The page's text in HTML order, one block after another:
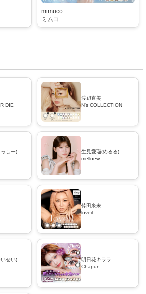
mimuco
ミムコ
DIE
渡辺直美
N's COLLECTION
しー)
生見愛瑠(めるる)
melloew
倖田來未
loveil
いせい)
明日花キララ
Chapun